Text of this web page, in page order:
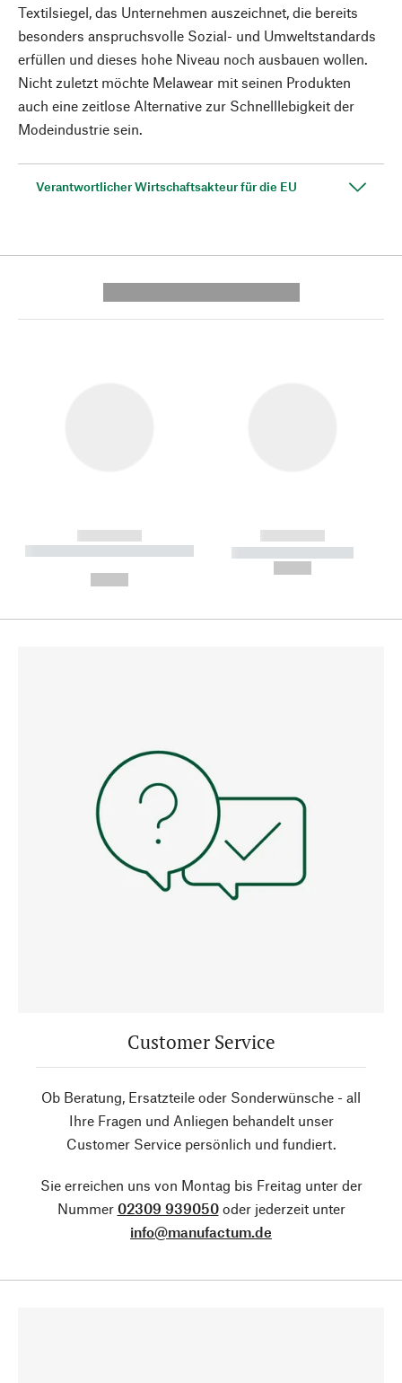
Textilsiegel, das Unternehmen auszeichnet, die bereits
besonders anspruchsvolle Sozial- und Umweltstandards
erfüllen und dieses hohe Niveau noch ausbauen wollen.
Nicht zuletzt möchte Melawear mit seinen Produkten
auch eine zeitlose Alternative zur Schnelllebigkeit der
Modeindustrie sein.
Verantwortlicher Wirtschaftsakteur für die EU
------------
----------- ----------- --------
------------
----------- -----------
Customer Service
Ob Beratung, Ersatzteile oder Sonderwünsche - all
Ihre Fragen und Anliegen behandelt unser
Customer Service persönlich und fundiert.
Sie erreichen uns von Montag bis Freitag unter der
Nummer 02309 939050oder jederzeit unter
info@manufactum.de